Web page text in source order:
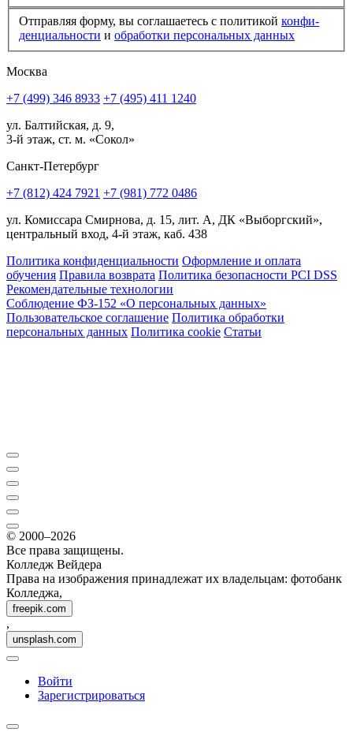
Отправляя форму, вы соглашаетесь с политикой конфи­
ден­циальности и обработки персональных данных
Москва
+7 (499) 346 8933 +7 (495) 411 1240
ул. Балтийская, д. 9,
3-й этаж, ст. м. «Сокол»
Санкт-Петербург
+7 (812) 424 7921 +7 (981) 772 0486
ул. Комиссара Смирнова, д. 15, лит. А, ДК «Выборгский»,
центральный вход, 4-й этаж, каб. 438
Политика конфиденциальности Оформление и оплата
обучения Правила возврата Политика безопасности PCI DSS
Рекомендательные технологии
Соблюдение ФЗ-152 «О персональ­ных данных»
Пользовательское соглашение Политика обработки
персональных данных Политика cookie Статьи
© 2000–2026
Все права защищены.
Колледж Вейдера
Права на изображения принадлежат их владельцам: фотобанк
Колледжа,
freepik.com
,
unsplash.com
Войти
Зарегистрироваться